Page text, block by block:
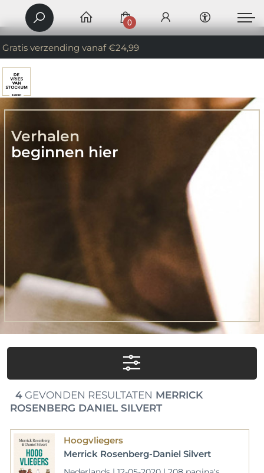
Gratis verzending vanaf €24,99
0
Verhalen
beginnen hier
4GEVONDEN RESULTATEN MERRICK
ROSENBERG DANIEL SILVERT
Hoogvliegers
Merrick Rosenberg-Daniel Silvert